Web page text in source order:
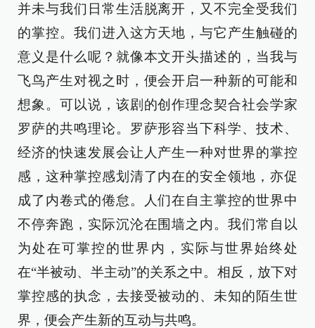
并未与我们日常生活脱离开，又不完全受我们
的掌控。我们进入这方天地，与它产生触碰的
意义是什么呢？就像本文开头描述的，当我与
飞鸟产生对视之时，便会开启一种新的可能和
想象。可以说，该剧的创作理念契合社会学家
罗萨的共鸣理论。罗萨形容当下科学、技术、
经济的快速发展会让人产生一种对世界的掌控
感，这种掌控感划清了内在的安全领地，亦促
成了内卷式的倦怠。人们在自主掌控的世界中
不停奔跑，实际沉沦在围墙之内。我们常自以
为处在可掌控的世界内，实际与世界始终处
在“半被动、半主动”的关系之中。相反，放下对
掌控感的执念，去接受被动的、未知的陌生世
界，便会产生新的互动与共鸣。